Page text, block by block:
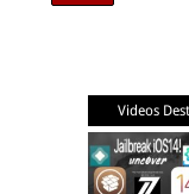
Videos